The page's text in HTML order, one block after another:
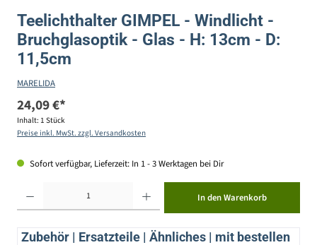
Teelichthalter GIMPEL - Windlicht -
Bruchglasoptik - Glas - H: 13cm - D:
11,5cm
MARELIDA
24,09 €*
Inhalt: 1 Stück
Preise inkl. MwSt. zzgl. Versandkosten
Sofort verfügbar, Lieferzeit: In 1 - 3 Werktagen bei Dir
In den Warenkorb
Zubehör | Ersatzteile | Ähnliches | mit bestellen